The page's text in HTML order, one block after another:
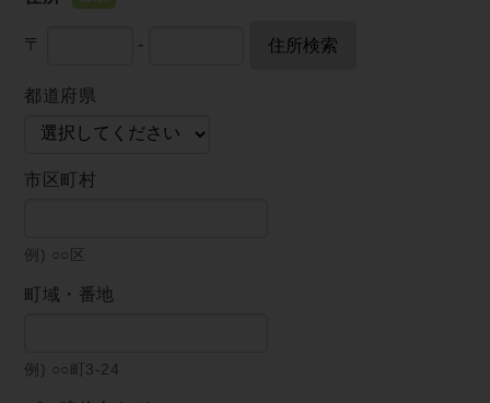
〒 - 住所検索
都道府県
市区町村
例) ○○区
町域・番地
例) ○○町3-24